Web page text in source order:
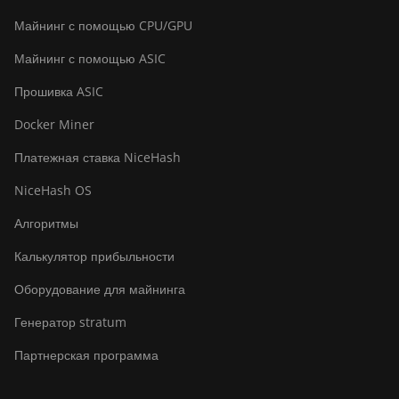
Hydro
Bitdeer SealMiner A4 Pro Air
Bitdeer SealMiner A4 Pro
Майнинг с помощью CPU/GPU
Майнинг с помощью ASIC
Прошивка ASIC
Docker Miner
Платежная ставка NiceHash
NiceHash OS
Алгоритмы
Калькулятор прибыльности
Оборудование для майнинга
Генератор stratum
Партнерская программа